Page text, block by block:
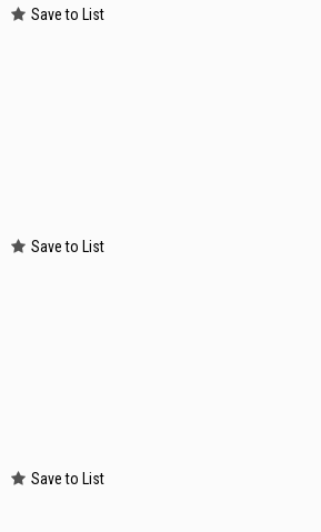
Save to List
Save to List
Save to List